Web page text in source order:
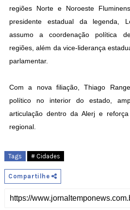
regiões Norte e Noroeste
presidente estadual da legenda,
assumo a coordenação política
regiões, além da vice-liderança
parlamentar.
Com a nova filiação, Thiago
político no interior do estado,
articulação dentro da Alerj e
regional.
Tags # Cidades
Compartilhe